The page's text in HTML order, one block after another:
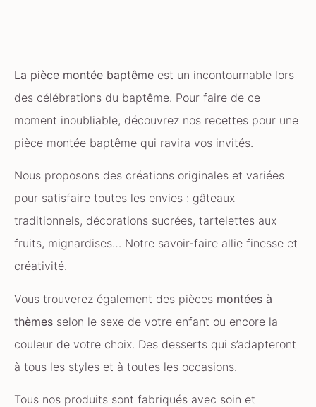
La pièce montée baptême est un incontournable lors
des célébrations du baptême. Pour faire de ce
moment inoubliable, découvrez nos recettes pour une
pièce montée baptême qui ravira vos invités.
Nous proposons des créations originales et variées
pour satisfaire toutes les envies : gâteaux
traditionnels, décorations sucrées, tartelettes aux
fruits, mignardises… Notre savoir-faire allie finesse et
créativité.
Vous trouverez également des pièces montées à
thèmes selon le sexe de votre enfant ou encore la
couleur de votre choix. Des desserts qui s’adapteront
à tous les styles et à toutes les occasions.
Tous nos produits sont fabriqués avec soin et